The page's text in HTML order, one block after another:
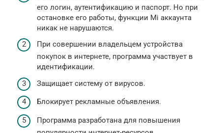
его логин, аутентификацию и паспорт. Но при
остановке его работы, функции Mi аккаунта
никак не нарушаются.
При совершении владельцем устройства
покупок в интернете, программа участвует в
идентификации.
Защищает систему от вирусов.
Блокирует рекламные объявления.
Программа разработана для повышения